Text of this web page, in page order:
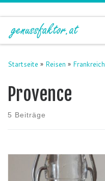
Zum Inhalt springen
Startseite » Reisen » Frankreich
Provence
5 Beiträge